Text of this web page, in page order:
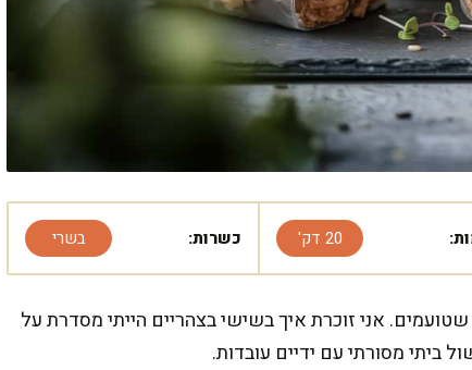
20 דק' כשרות: בשרי
אני זוכרת איך בשישי בצהריים הייתי מסדרת על
מסורתי עם ידיים עובדות.